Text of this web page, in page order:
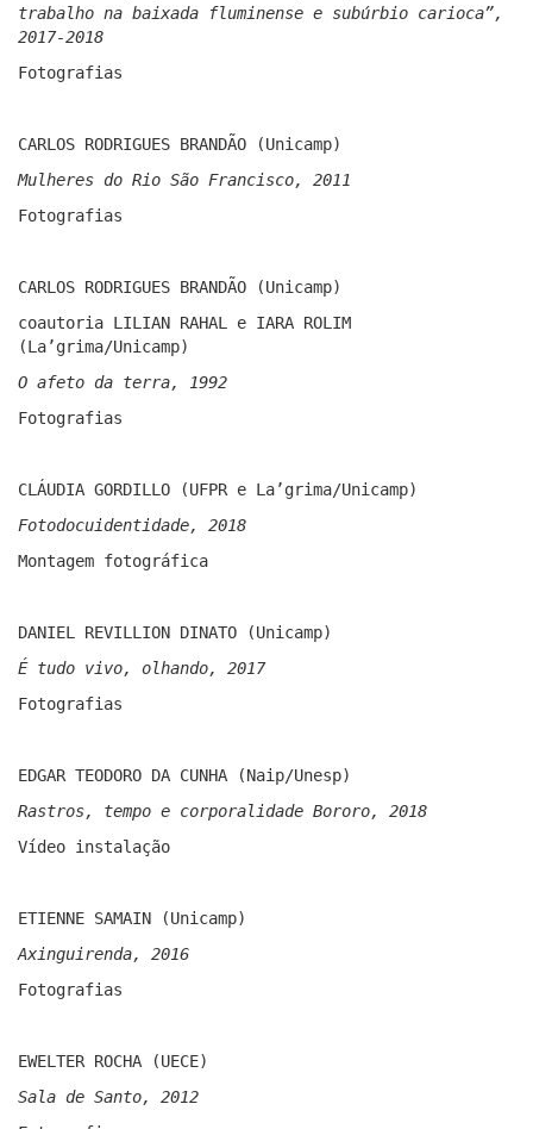
trabalho na baixada fluminense e subúrbio carioca”,
2017-2018
Fotografias
CARLOS RODRIGUES BRANDÃO (Unicamp)
Mulheres do Rio São Francisco, 2011
Fotografias
CARLOS RODRIGUES BRANDÃO (Unicamp)
coautoria LILIAN RAHAL e IARA ROLIM
(La’grima/Unicamp)
O afeto da terra, 1992
Fotografias
CLÁUDIA GORDILLO (UFPR e La’grima/Unicamp)
Fotodocuidentidade, 2018
Montagem fotográfica
DANIEL REVILLION DINATO (Unicamp)
É tudo vivo, olhando, 2017
Fotografias
EDGAR TEODORO DA CUNHA (Naip/Unesp)
Rastros, tempo e corporalidade Bororo, 2018
Vídeo instalação
ETIENNE SAMAIN (Unicamp)
Axinguirenda, 2016
Fotografias
EWELTER ROCHA (UECE)
Sala de Santo, 2012